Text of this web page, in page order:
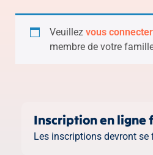
Veuillez vous connecter
membre de votre
Inscription en ligne
Les inscriptions devront se